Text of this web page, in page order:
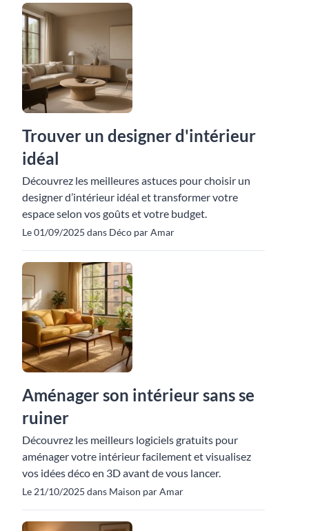
Trouver un designer d'intérieur
idéal
Découvrez les meilleures astuces pour choisir un
designer d’intérieur idéal et transformer votre
espace selon vos goûts et votre budget.
Le 01/09/2025 dans Déco par Amar
Aménager son intérieur sans se
ruiner
Découvrez les meilleurs logiciels gratuits pour
aménager votre intérieur facilement et visualisez
vos idées déco en 3D avant de vous lancer.
Le 21/10/2025 dans Maison par Amar